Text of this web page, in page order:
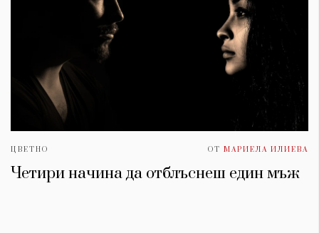
ЦВЕТНО ОТ МАРИЕЛА ИЛИЕВА
Четири начина да отблъснеш един мъж